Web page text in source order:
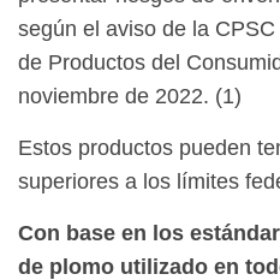
según el aviso de la
de Productos del
noviembre de 2022. (1)
Estos productos pueden
superiores a los límites
Con base en los
de plomo utilizado en